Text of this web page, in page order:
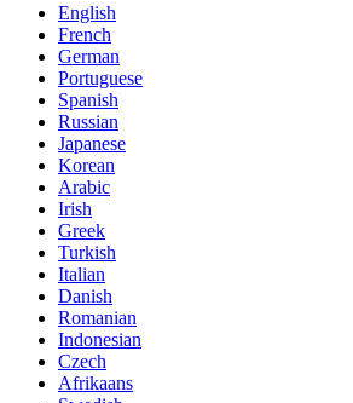
English
French
German
Portuguese
Spanish
Russian
Japanese
Korean
Arabic
Irish
Greek
Turkish
Italian
Danish
Romanian
Indonesian
Czech
Afrikaans